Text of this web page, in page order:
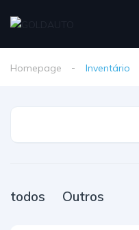
Homepage Inventário
todos Outros